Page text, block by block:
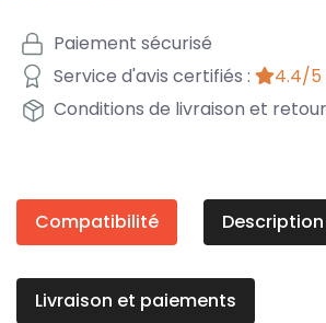
Paiement sécurisé
Service d'avis certifiés :
4.4/5
Conditions de livraison et
Compatibilité
Livraison et paiements